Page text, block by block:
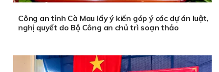
Công an tỉnh Cà Mau lấy ý kiến góp ý các dự án luật,
nghị quyết do Bộ Công an chủ trì soạn thảo